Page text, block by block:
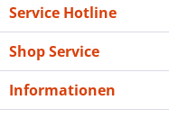
Service Hotline
Shop Service
Informationen